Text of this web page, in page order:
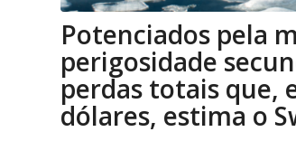
Potenciados pela
perigosidade
perdas totais que,
dólares, estima o